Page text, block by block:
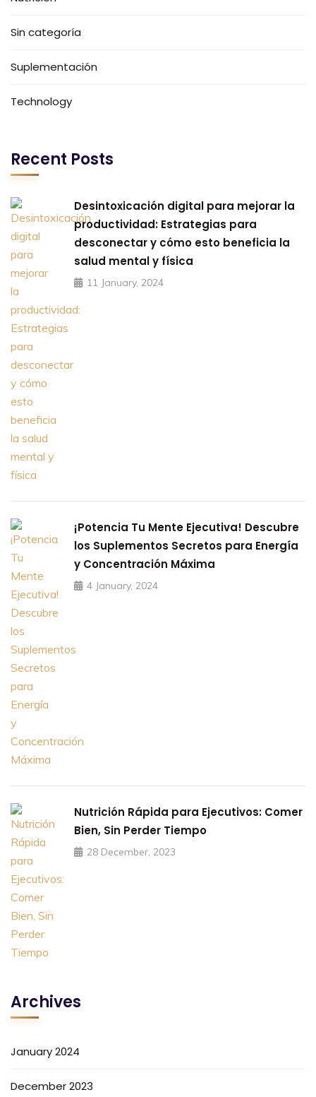
Sin categoría
Suplementación
Technology
Recent Posts
Desintoxicación digital para mejorar la
productividad: Estrategias para
desconectar y cómo esto beneficia la
salud mental y física
11 January, 2024
¡Potencia Tu Mente Ejecutiva! Descubre
los Suplementos Secretos para Energía
y Concentración Máxima
4 January, 2024
Nutrición Rápida para Ejecutivos: Comer
Bien, Sin Perder Tiempo
28 December, 2023
Archives
January 2024
December 2023